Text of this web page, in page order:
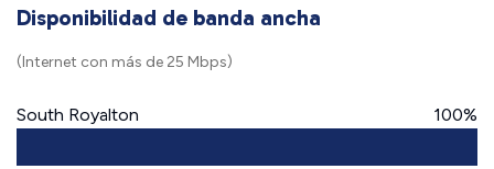
Disponibilidad de banda ancha
(Internet con más de 25 Mbps)
South Royalton 100%